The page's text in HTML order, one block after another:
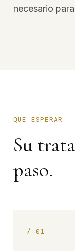
necesario
QUE ESPERAR
Su
paso.
/01